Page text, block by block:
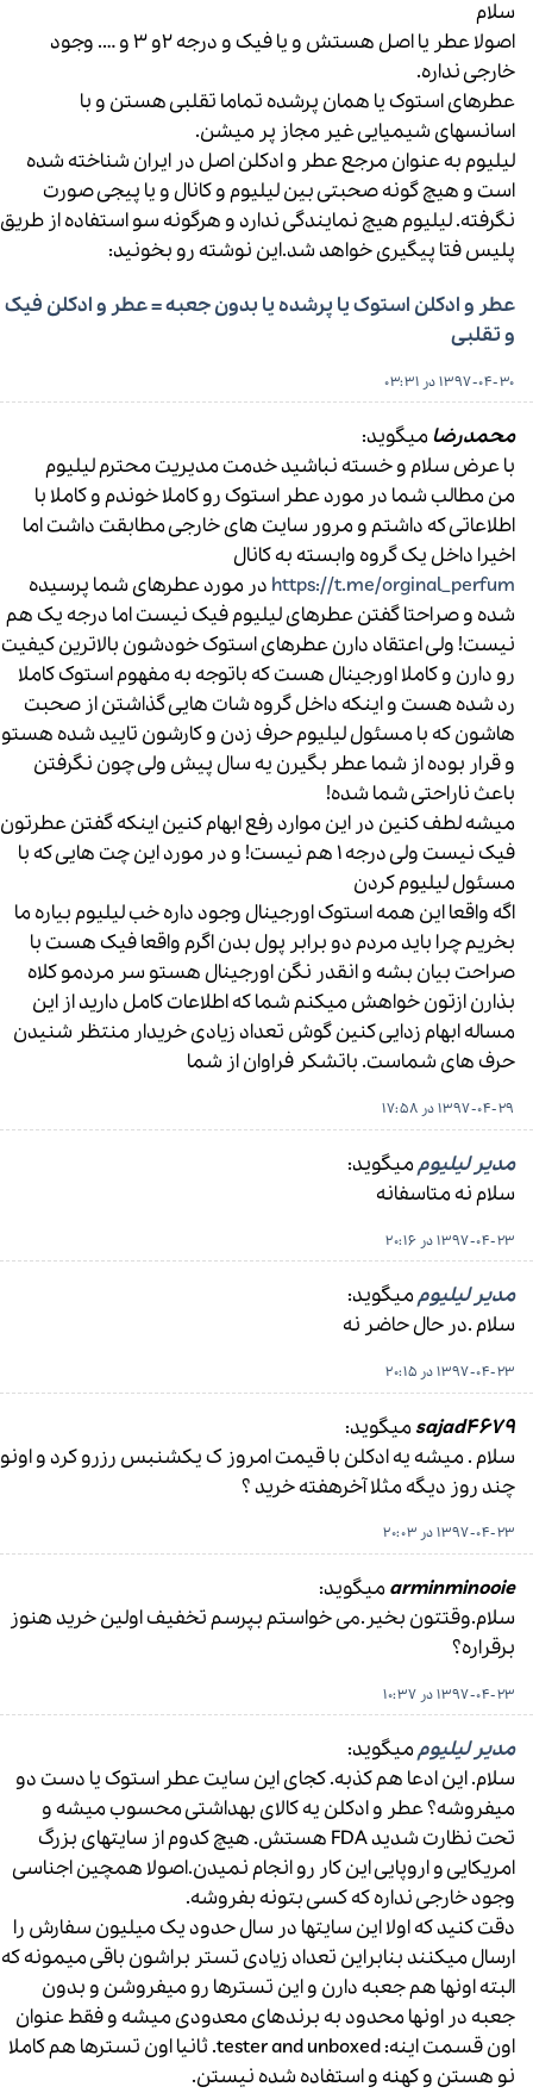
سلام
اصولا عطر یا اصل هستش و یا فیک و درجه ۲و ۳ و …. وجود
خارجی نداره.
عطرهای استوک یا همان پرشده تماما تقلبی هستن و با
اسانسهای شیمیایی غیر مجاز پر میشن.
لیلیوم به عنوان مرجع عطر و ادکلن اصل در ایران شناخته شده
است و هیچ گونه صحبتی بین لیلیوم و کانال و یا پیجی صورت
نگرفته. لیلیوم هیچ نمایندگی ندارد و هرگونه سو استفاده از طریق
پلیس فتا پیگیری خواهد شد.این نوشته رو بخونید:
عطر و ادکلن استوک یا پرشده یا بدون جعبه = عطر و ادکلن فیک
و تقلبی
1397-04-30 در 03:31
محمدرضا میگوید:
با عرض سلام و خسته نباشید خدمت مدیریت محترم لیلیوم
من مطالب شما در مورد عطر استوک رو کاملا خوندم و کاملا با
اطلاعاتی که داشتم و مرور سایت های خارجی مطابقت داشت اما
اخیرا داخل یک گروه وابسته به کانال
https://t.me/orginal_perfum در مورد عطرهای شما پرسیده
شده و صراحتا گفتن عطرهای لیلیوم فیک نیست اما درجه یک هم
نیست! ولی اعتقاد دارن عطرهای استوک خودشون بالاترین کیفیت
رو دارن و کاملا اورجینال هست که باتوجه به مفهوم استوک کاملا
رد شده هست و اینکه داخل گروه شات هایی گذاشتن از صحبت
هاشون که با مسئول لیلیوم حرف زدن و کارشون تایید شده هستو
و قرار بوده از شما عطر بگیرن یه سال پیش ولی چون نگرفتن
باعث ناراحتی شما شده!
میشه لطف کنین در این موارد رفع ابهام کنین اینکه گفتن عطرتون
فیک نیست ولی درجه 1 هم نیست! و در مورد این چت هایی که با
مسئول لیلیوم کردن
اگه واقعا این همه استوک اورجینال وجود داره خب لیلیوم بیاره ما
بخریم چرا باید مردم دو برابر پول بدن اگرم واقعا فیک هست با
صراحت بیان بشه و انقدر نگن اورجینال هستو سر مردمو کلاه
بذارن ازتون خواهش میکنم شما که اطلاعات کامل دارید از این
مساله ابهام زدایی کنین گوش تعداد زیادی خریدار منتظر شنیدن
حرف های شماست. باتشکر فراوان از شما
1397-04-29 در 17:58
مدیر لیلیوممیگوید:
سلام نه متاسفانه
1397-04-23 در 20:16
مدیر لیلیوممیگوید:
سلام .در حال حاضر نه
1397-04-23 در 20:15
sajad4679میگوید:
سلام . میشه یه ادکلن با قیمت امروز ک یکشنبس رزرو کرد و اونو
چند روز دیگه مثلا آخرهفته خرید ؟
1397-04-23 در 20:03
arminminooie میگوید:
سلام.وقتتون بخیر.می خواستم بپرسم تخفیف اولین خرید هنوز
برقراره؟
1397-04-23 در 10:37
مدیر لیلیوممیگوید:
سلام. این ادعا هم کذبه. کجای این سایت عطر استوک یا دست دو
میفروشه؟ عطر و ادکلن یه کالای بهداشتی محسوب میشه و
تحت نظارت شدید FDA هستش. هیچ کدوم از سایتهای بزرگ
امریکایی و اروپایی این کار رو انجام نمیدن.اصولا همچین اجناسی
وجود خارجی نداره که کسی بتونه بفروشه.
دقت کنید که اولا این سایتها در سال حدود یک میلیون سفارش را
ارسال میکنند بنابراین تعداد زیادی تستر براشون باقی میمونه که
البته اونها هم جعبه دارن و این تسترها رو میفروشن و بدون
جعبه در اونها محدود به برندهای معدودی میشه و فقط عنوان
اون قسمت اینه: tester and unboxed. ثانیا اون تسترها هم کاملا
نو هستن و کهنه و استفاده شده نیستن.